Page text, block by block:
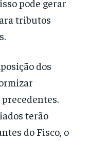
pode gerar
tributos
dos
terão
do Fisco, o